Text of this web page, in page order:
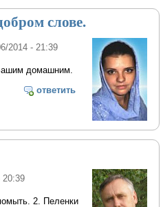
слове.
2014 - 21:39
домашним.
ответить
20:39
2. Пеленки